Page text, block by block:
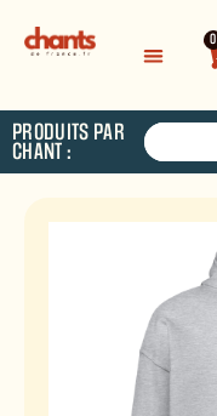
0
PRODUITS PAR
CHANT :